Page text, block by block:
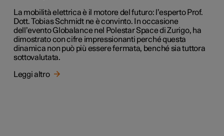
La mobilità elettrica è il motore del futuro: l’esperto Prof.
Dott. Tobias Schmidt ne è convinto. In occasione
dell’evento Globalance nel Polestar Space di Zurigo, ha
dimostrato con cifre impressionanti perché questa
dinamica non può più essere fermata, benché sia tuttora
sottovalutata.
Leggi altro